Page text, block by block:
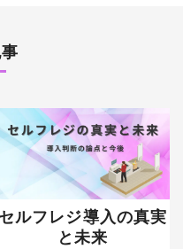
セルフレジ導入の真実
と未来